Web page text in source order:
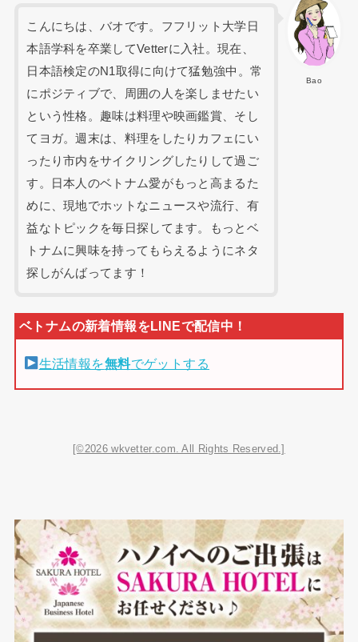
Bao
こんにちは、バオです。フフリット大学日
本語学科を卒業してVetterに入社。現在、
日本語検定のN1取得に向けて猛勉強中。常
にポジティブで、周囲の人を楽しませたい
という性格。趣味は料理や映画鑑賞、そし
てヨガ。週末は、料理をしたりカフェにい
ったり市内をサイクリングしたりして過ご
す。日本人のベトナム愛がもっと高まるた
めに、現地でホットなニュースや流行、有
益なトピックを毎日探してます。もっとベ
トナムに興味を持ってもらえるようにネタ
探しがんばってます！
生活情報を無料でゲットする
[©2026 wkvetter.com. All Rights Reserved.]